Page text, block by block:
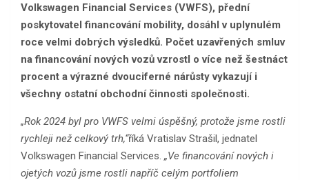
Volkswagen Financial Services (VWFS), přední
poskytovatel financování mobility, dosáhl v uplynulém
roce velmi dobrých výsledků. Počet uzavřených smluv
na financování nových vozů vzrostl o více než šestnáct
procent a výrazné dvouciferné nárůsty vykazují i
všechny ostatní obchodní činnosti společnosti.
„Rok 2024 byl pro VWFS velmi úspěšný, protože jsme rostli
rychleji než celkový trh,“říká Vratislav Strašil, jednatel
Volkswagen Financial Services. „Ve financování nových i
ojetých vozů jsme rostli napříč celým portfoliem